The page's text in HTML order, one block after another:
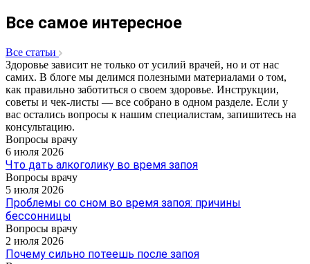
Все самое интересное
Все статьи
Здоровье зависит не только от усилий врачей, но и от нас
самих. В блоге мы делимся полезными материалами о том,
как правильно заботиться о своем здоровье. Инструкции,
советы и чек-листы — все собрано в одном разделе. Если у
вас остались вопросы к нашим специалистам, запишитесь на
консультацию.
Вопросы врачу
6 июля 2026
Что дать алкоголику во время запоя
Вопросы врачу
5 июля 2026
Проблемы со сном во время запоя: причины
бессонницы
Вопросы врачу
2 июля 2026
Почему сильно потеешь после запоя